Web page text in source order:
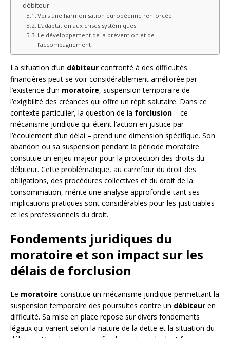
débiteur
Vers une harmonisation européenne renforcée
L’adaptation aux crises systémiques
Le développement de la prévention et de
l’accompagnement
La situation d’un débiteur confronté à des difficultés
financières peut se voir considérablement améliorée par
l’existence d’un moratoire, suspension temporaire de
l’exigibilité des créances qui offre un répit salutaire. Dans ce
contexte particulier, la question de la forclusion – ce
mécanisme juridique qui éteint l’action en justice par
l’écoulement d’un délai – prend une dimension spécifique. Son
abandon ou sa suspension pendant la période moratoire
constitue un enjeu majeur pour la protection des droits du
débiteur. Cette problématique, au carrefour du droit des
obligations, des procédures collectives et du droit de la
consommation, mérite une analyse approfondie tant ses
implications pratiques sont considérables pour les justiciables
et les professionnels du droit.
Fondements juridiques du
moratoire et son impact sur les
délais de forclusion
Le moratoire constitue un mécanisme juridique permettant la
suspension temporaire des poursuites contre un débiteur en
difficulté. Sa mise en place repose sur divers fondements
légaux qui varient selon la nature de la dette et la situation du